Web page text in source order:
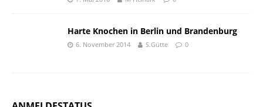
Harte Knochen in Berlin und Brandenburg
6. November 2014 S.Gütte 0